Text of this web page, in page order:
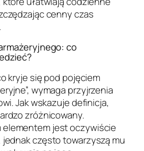
cenny czas
co
kryje się pod pojęciem
wymaga przyjrzenia
Jak wskazuje definicja,
zróżnicowany.
elementem jest oczywiście
jednak często towarzyszą mu